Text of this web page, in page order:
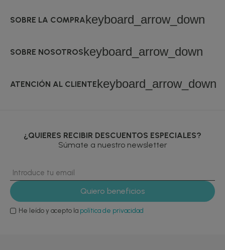
SOBRE LA COMPRAkeyboard_arrow_down
SOBRE NOSOTROSkeyboard_arrow_down
ATENCIÓN AL CLIENTEkeyboard_arrow_down
¿QUIERES RECIBIR DESCUENTOS ESPECIALES?
Súmate a nuestro newsletter
He leído y acepto la política de privacidad